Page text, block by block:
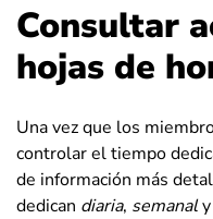
Consultar
hojas de
Una vez que los
controlar el tiempo
de información más
dedican diaria, semanaly